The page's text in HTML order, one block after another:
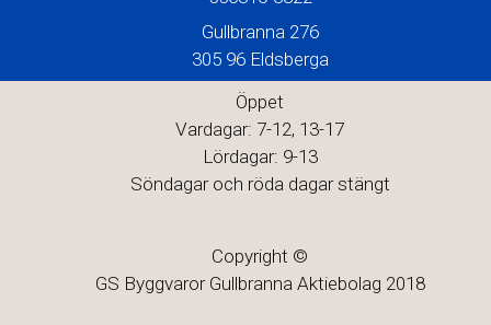
Gullbranna 276
305 96 Eldsberga
Öppet
Vardagar: 7-12, 13-17
Lördagar: 9-13
Söndagar och röda dagar stängt
Copyright ©
GS Byggvaror Gullbranna Aktiebolag 2018